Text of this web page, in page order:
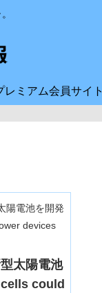
レミアム会員サイト
太陽電池
could